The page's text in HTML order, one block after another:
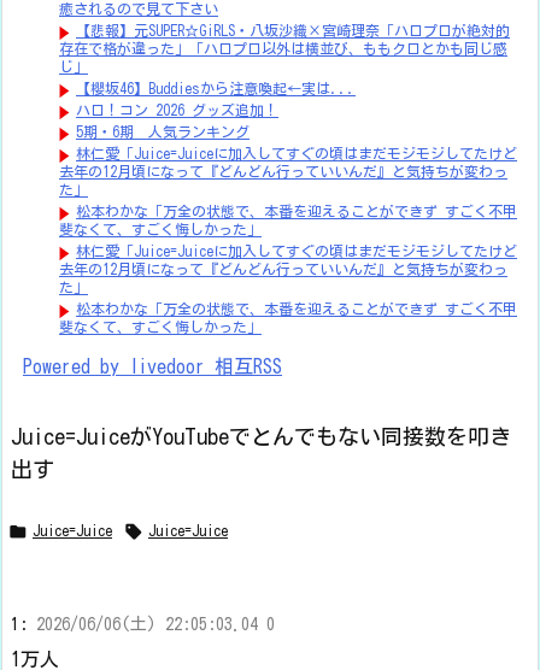
癒されるので見て下さい
【悲報】元SUPER☆GiRLS・八坂沙織×宮崎理奈「ハロプロが絶対的
存在で格が違った」「ハロプロ以外は横並び、ももクロとかも同じ感
じ」
【櫻坂46】Buddiesから注意喚起←実は...
ハロ！コン 2026 グッズ追加！
5期・6期 人気ランキング
林仁愛「Juice=Juiceに加入してすぐの頃はまだモジモジしてたけど
去年の12月頃になって『どんどん行っていいんだ』と気持ちが変わっ
た」
松本わかな「万全の状態で、本番を迎えることができず すごく不甲
斐なくて、すごく悔しかった」
林仁愛「Juice=Juiceに加入してすぐの頃はまだモジモジしてたけど
去年の12月頃になって『どんどん行っていいんだ』と気持ちが変わっ
た」
松本わかな「万全の状態で、本番を迎えることができず すごく不甲
斐なくて、すごく悔しかった」
Powered by livedoor 相互RSS
Juice=JuiceがYouTubeでとんでもない同接数を叩き
出す
 Juice=Juice  Juice=Juice
1: 2026/06/06(土) 22:05:03.04 0
1万人